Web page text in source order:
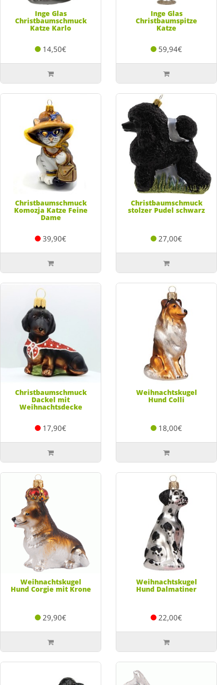
Inge Glas
Christbaumschmuck
Katze Karlo
14,50€
Inge Glas
Christbaumspitze
Katze
59,94€
Christbaumschmuck
Komozja Katze Feine
Dame
39,90€
Christbaumschmuck
stolzer Pudel schwarz
27,00€
Christbaumschmuck
Dackel mit
Weihnachtsdecke
17,90€
Weihnachtskugel
Hund Colli
18,00€
Weihnachtskugel
Hund Corgie mit Krone
29,90€
Weihnachtskugel
Hund Dalmatiner
22,00€